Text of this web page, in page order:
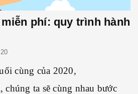
phí: quy trình hành
cùng của 2020,
ta sẽ cùng nhau bước